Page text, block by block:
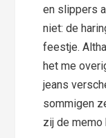
en slippers
niet: de
feestje.
het me
jeans
sommigen
zij de